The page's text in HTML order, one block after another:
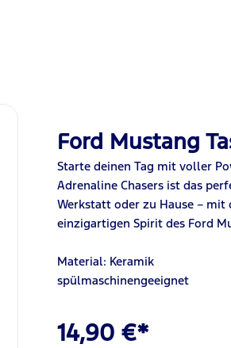
Ford Mustang
Starte deinen Tag mit voller
Adrenaline Chasers ist das
Werkstatt oder zu Hause – mit
einzigartigen Spirit des Ford
Material: Keramik
spülmaschinengeeignet
14,90 €*